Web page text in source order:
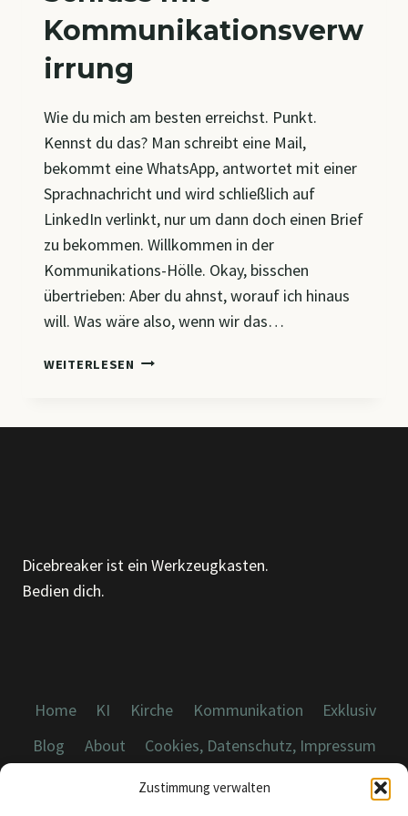
Zustimmung verwalten
Kommunikationsverw
irrung
Wie du mich am besten erreichst. Punkt.
Kennst du das? Man schreibt eine Mail,
bekommt eine WhatsApp, antwortet mit einer
Sprachnachricht und wird schließlich auf
LinkedIn verlinkt, nur um dann doch einen Brief
zu bekommen. Willkommen in der
Kommunikations-Hölle. Okay, bisschen
übertrieben: Aber du ahnst, worauf ich hinaus
will. Was wäre also, wenn wir das…
WEITERLESEN SCHLUSS
Dicebreaker ist ein Werkzeugkasten.
Bedien dich.
Home KI Kirche Kommunikation
Exklusiv
Blog
About Cookies, Datenschutz, Impressum